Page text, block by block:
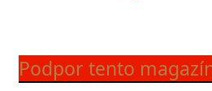
Podpor tento